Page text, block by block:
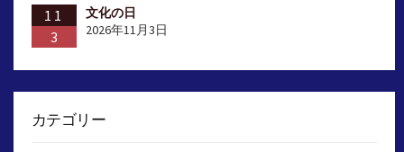
11
3
文化の日
2026年11月3日
カテゴリー